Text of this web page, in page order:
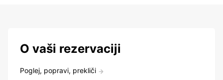
O vaši rezervaciji
Poglej, popravi, prekliči